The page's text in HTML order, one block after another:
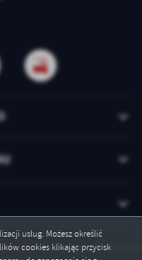
usług. Możesz określić
cookies klikając przycisk